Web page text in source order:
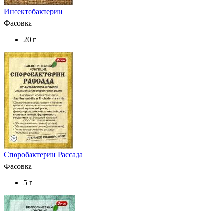
Инсектобактерин
Фасовка
20 г
Споробактерин Рассада
Фасовка
5 г